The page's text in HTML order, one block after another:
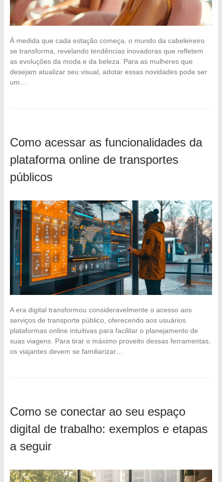
À medida que cada estação começa, o mundo da cabeleireiro
se transforma, revelando tendências inovadoras que refletem
as evoluções da moda e da beleza. Para as mulheres que
desejam atualizar seu visual, adotar essas novidades pode ser
um…
Como acessar as funcionalidades da
plataforma online de transportes
públicos
A era digital transformou consideravelmente o acesso aos
serviços de transporte público, oferecendo aos usuários
plataformas online intuitivas para facilitar o planejamento de
suas viagens. Para tirar o máximo proveito dessas ferramentas,
os viajantes devem se familiarizar…
Como se conectar ao seu espaço
digital de trabalho: exemplos e etapas
a seguir